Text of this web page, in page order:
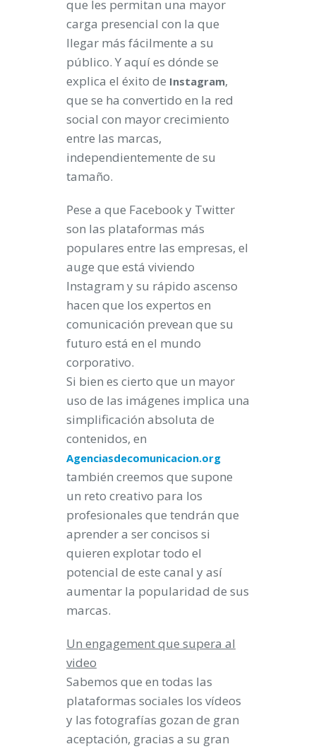
que les permitan una mayor
carga presencial con la que
llegar más fácilmente a su
público. Y aquí es dónde se
explica el éxito de Instagram,
que se ha convertido en la red
social con mayor crecimiento
entre las marcas,
independientemente de su
tamaño.
Pese a que Facebook y Twitter
son las plataformas más
populares entre las empresas, el
auge que está viviendo
Instagram y su rápido ascenso
hacen que los expertos en
comunicación prevean que su
futuro está en el mundo
corporativo.
Si bien es cierto que un mayor
uso de las imágenes implica una
simplificación absoluta de
contenidos, en
Agenciasdecomunicacion.org
también creemos que supone
un reto creativo para los
profesionales que tendrán que
aprender a ser concisos si
quieren explotar todo el
potencial de este canal y así
aumentar la popularidad de sus
marcas.
Un engagement que supera al
video
Sabemos que en todas las
plataformas sociales los vídeos
y las fotografías gozan de gran
aceptación, gracias a su gran